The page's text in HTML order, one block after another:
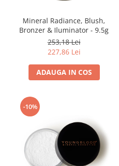
Mineral Radiance, Blush,
Bronzer & Iluminator - 9.5g
253,18 Lei
227,86 Lei
ADAUGA IN COS
-10%